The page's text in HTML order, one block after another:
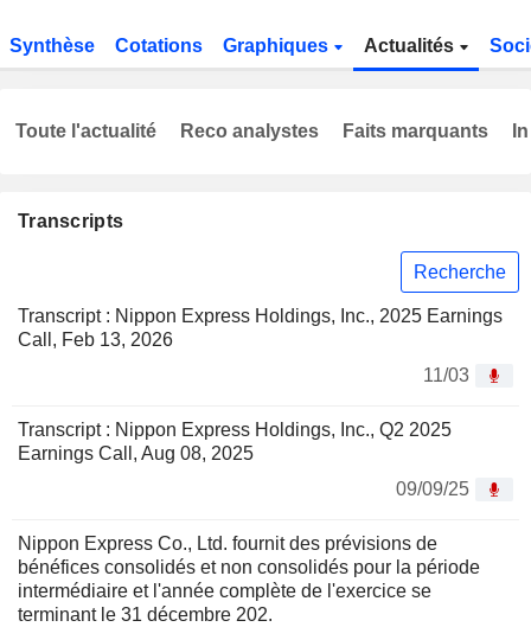
Synthèse Cotations Graphiques Actualités
Transcripts
Recherche
Transcript : Nippon Express Holdings, Inc., 2025 Earnings
Call, Feb 13, 2026
11/03
Transcript : Nippon Express Holdings, Inc., Q2 2025
Earnings Call, Aug 08, 2025
09/09/25
Nippon Express Co., Ltd. fournit des prévisions de
bénéfices consolidés et non consolidés pour la période
intermédiaire et l'année complète de l'exercice se
terminant le 31 décembre 202.
Toute l'actualité Reco analystes Faits marquants